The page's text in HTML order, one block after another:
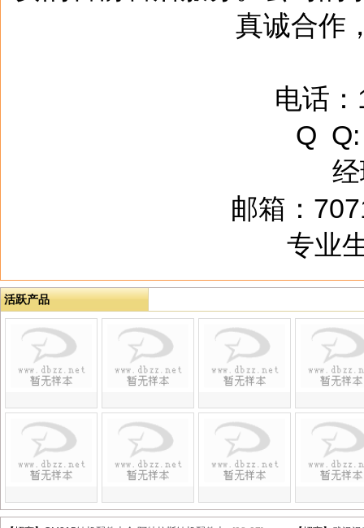
真诚合作
电话
Q Q:
邮箱：
专业
活跃产品